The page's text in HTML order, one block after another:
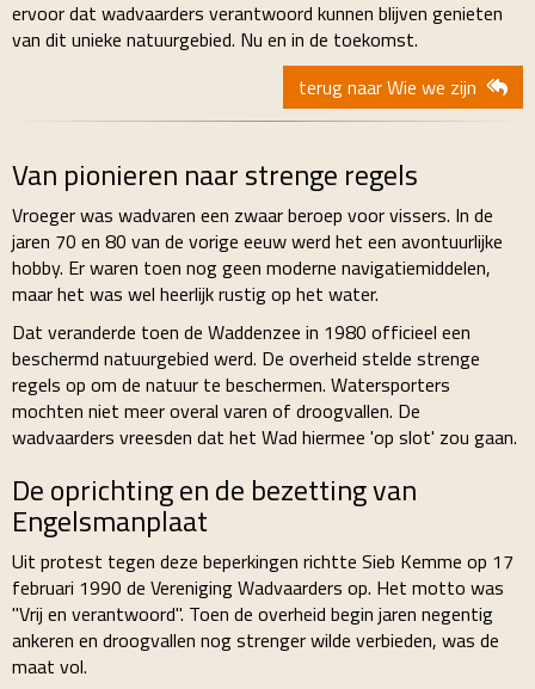
ervoor dat wadvaarders verantwoord kunnen blijven genieten
van dit unieke natuurgebied. Nu en in de toekomst.
terug naar Wie we zijn
Van pionieren naar strenge regels
Vroeger was wadvaren een zwaar beroep voor vissers. In de
jaren 70 en 80 van de vorige eeuw werd het een avontuurlijke
hobby. Er waren toen nog geen moderne navigatiemiddelen,
maar het was wel heerlijk rustig op het water.
Dat veranderde toen de Waddenzee in 1980 officieel een
beschermd natuurgebied werd. De overheid stelde strenge
regels op om de natuur te beschermen. Watersporters
mochten niet meer overal varen of droogvallen. De
wadvaarders vreesden dat het Wad hiermee 'op slot' zou gaan.
De oprichting en de bezetting van
Engelsmanplaat
Uit protest tegen deze beperkingen richtte Sieb Kemme op 17
februari 1990 de Vereniging Wadvaarders op. Het motto was
"Vrij en verantwoord". Toen de overheid begin jaren negentig
ankeren en droogvallen nog strenger wilde verbieden, was de
maat vol.